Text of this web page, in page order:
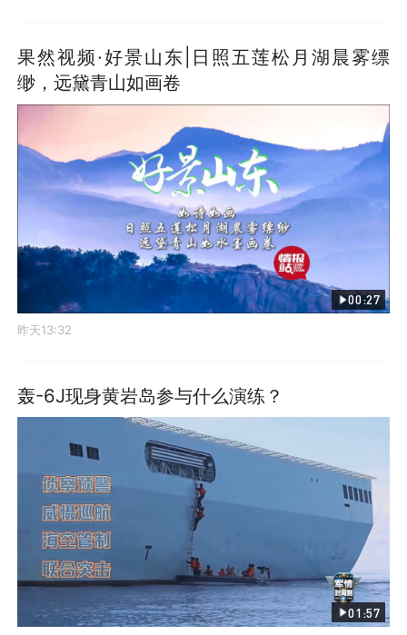
果然视频·好景山东|日照五莲松月湖晨雾缥
缈，远黛青山如画卷
00:27
昨天13:32
轰-6J现身黄岩岛参与什么演练？
01:57